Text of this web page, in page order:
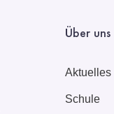
Über uns
Aktuelles
Schule